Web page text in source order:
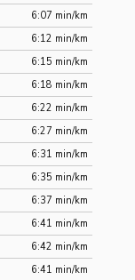
6:07 min/km
6:12 min/km
6:15 min/km
6:18 min/km
6:22 min/km
6:27 min/km
6:31 min/km
6:35 min/km
6:37 min/km
6:41 min/km
6:42 min/km
6:41 min/km